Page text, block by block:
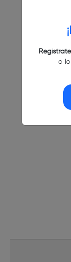
a lo